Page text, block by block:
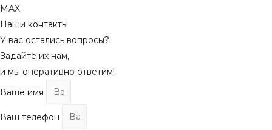
MAX
Наши контакты
У вас остались вопросы?
Задайте их нам,
и мы оперативно ответим!
Ваше имя
Ваш телефон